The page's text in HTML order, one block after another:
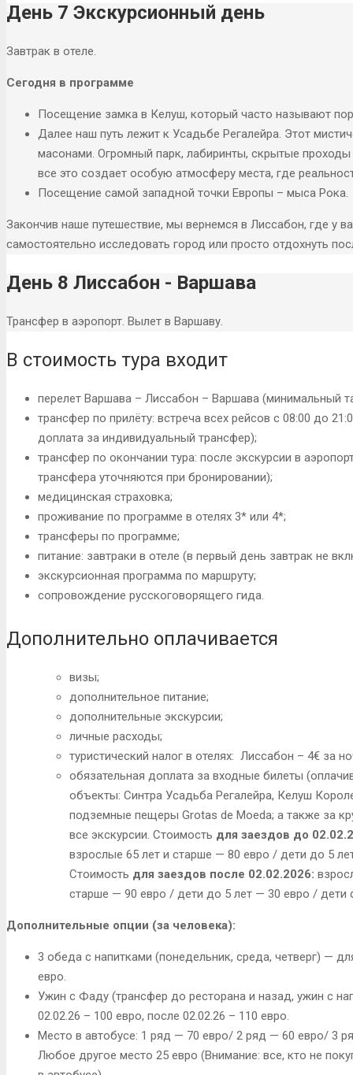
День 7 Экскурсионный день
Завтрак в отеле.
Сегодня в программе
Посещение замка в Келуш, который часто называют
Далее наш путь лежит к Усадьбе Регалейра. Этот
масонами. Огромный парк, лабиринты, скрытые
все это создает особую атмосферу места, где
Посещение самой западной точки Европы – мыса Рока.
Закончив наше путешествие, мы вернемся в Лиссабон, где у
самостоятельно исследовать город или просто отдохнуть
День 8 Лиссабон - Варшава
Трансфер в аэропорт. Вылет в Варшаву.
В стоимость тура входит
перелет Варшава – Лиссабон – Варшава (минимальный
трансфер по прилёту: встреча всех рейсов с 08:00 до
доплата за индивидуальный трансфер);
трансфер по окончании тура: после экскурсии в
трансфера уточняются при бронировании);
медицинская страховка;
проживание по программе в отелях 3* или 4*;
трансферы по программе;
питание: завтраки в отеле (в первый день завтрак не
экскурсионная программа по маршруту;
сопровождение русскоговорящего гида.
Дополнительно оплачивается
визы;
дополнительное питание;
дополнительные экскурсии;
личные расходы;
туристический налог в отелях: Лиссабон – 4€ за
обязательная доплата за входные билеты
объекты: Синтра Усадьба Регалейра, Келуш
подземные пещеры Grotas de Moeda; а также за
все экскурсии. Стоимость для заездов до
взрослые 65 лет и старше — 80 евро / дети до 5
Стоимость для заездов после 02.02.2026:
старше — 90 евро / дети до 5 лет — 30 евро / дети
Дополнительные опции (за человека):
3 обеда с напитками (понедельник, среда, четверг) —
евро.
Ужин с Фаду (трансфер до ресторана и назад, ужин с
02.02.26 – 100 евро, после 02.02.26 – 110 евро.
Место в автобусе: 1 ряд — 70 евро/ 2 ряд — 60 евро/ 3
Любое другое место 25 евро (Внимание: все, кто не